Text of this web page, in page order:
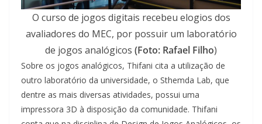
O curso de jogos digitais recebeu elogios dos
avaliadores do MEC, por possuir um laboratório
de jogos analógicos (Foto: Rafael Filho)
Sobre os jogos analógicos, Thifani cita a utilização de
outro laboratório da universidade, o Sthemda Lab, que
dentre as mais diversas atividades, possui uma
impressora 3D à disposição da comunidade. Thifani